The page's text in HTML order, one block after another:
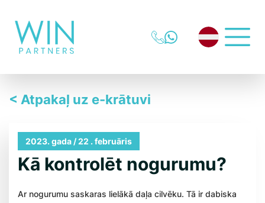
< Atpakaļ uz e-krātuvi
2023. gada / 22 . februāris
Kā kontrolēt nogurumu?
Ar nogurumu saskaras lielākā daļa cilvēku. Tā ir dabiska